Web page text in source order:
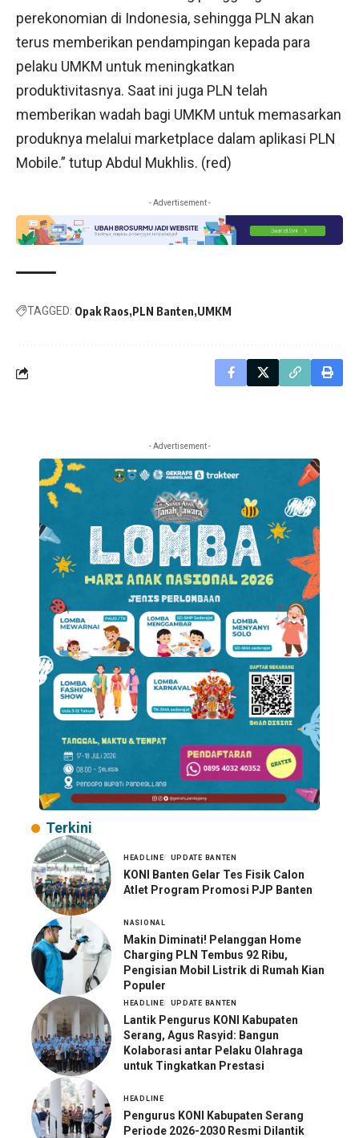
perekonomian di Indonesia, sehingga PLN akan
terus memberikan pendampingan kepada para
pelaku UMKM untuk meningkatkan
produktivitasnya. Saat ini juga PLN telah
memberikan wadah bagi UMKM untuk memasarkan
produknya melalui marketplace dalam aplikasi PLN
Mobile.” tutup Abdul Mukhlis. (red)
- Advertisement -
TAGGED: Opak Raos PLN Banten UMKM
- Advertisement -
Terkini
HEADLINE UPDATE BANTEN
KONI Banten Gelar Tes Fisik Calon
Atlet Program Promosi PJP Banten
NASIONAL
Makin Diminati! Pelanggan Home
Charging PLN Tembus 92 Ribu,
Pengisian Mobil Listrik di Rumah Kian
Populer
HEADLINE UPDATE BANTEN
Lantik Pengurus KONI Kabupaten
Serang, Agus Rasyid: Bangun
Kolaborasi antar Pelaku Olahraga
untuk Tingkatkan Prestasi
HEADLINE
Pengurus KONI Kabupaten Serang
Periode 2026-2030 Resmi Dilantik